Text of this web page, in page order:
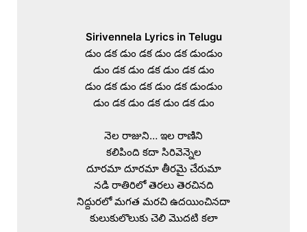
Sirivennela Lyrics in Telugu
డుం డక డుం డక డుం డక డుండుం
డుం డక డుం డక డుం డక డుం
డుం డక డుం డక డుం డక డుండుం
డుం డక డుం డక డుం డక డుం
నెల రాజుని… ఇల రాణిని
కలిపింది కదా సిరివెన్నెల
దూరమా దూరమా తీరమై చేరుమా
నడి రాతిరిలో తెరలు తెరచినది
నిద్దురలో మగత మరచి ఉదయించినదా
కులుకులొలుకు చెలి మొదటి కలా